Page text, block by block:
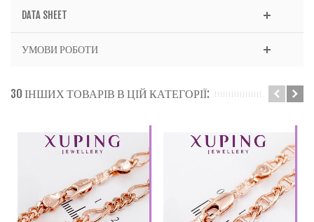
DATA SHEET
УМОВИ РОБОТИ
30 ІНШИХ ТОВАРІВ В ЦІЙ КАТЕГОРІЇ: